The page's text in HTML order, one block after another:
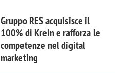
Gruppo RES acquisisce il
100% di Krein e rafforza le
competenze nel digital
marketing